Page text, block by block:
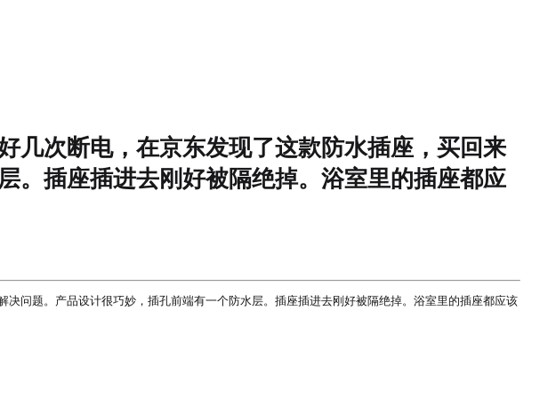
几次断电，在京东发现了这款防水插座，买回来
。插座插进去刚好被隔绝掉。浴室里的插座都应
问题。产品设计很巧妙，插孔前端有一个防水层。插座插进去刚好被隔绝掉。浴室里的插座都应该